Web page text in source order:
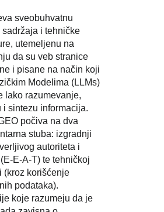
sveobuhvatnu
i tehničke
utemeljenu na
da su veb stranice
i pisane na način koji
Modelima (LLMs)
lako razumevanje,
i sintezu informacija.
počiva na dva
stuba: izgradnji
autoriteta i
E-A-T) te tehničkoj
(kroz korišćenje
podataka).
koje razumeju da je